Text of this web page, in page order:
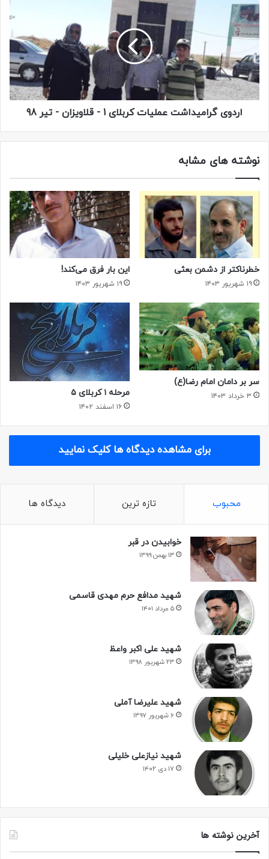
اردوی گرامیداشت عملیات کربلای 1 - قلاویزان - تیر 98
نوشته های مشابه
خطرناکتر از دشمن بعثی
۱۹ شهریور ۱۴۰۳
این بار فرق می‌کند!
۱۹ شهریور ۱۴۰۳
سر بر دامان امام رضا(ع)
۳ خرداد ۱۴۰۳ مرحله ۱ کربلای ۵
۱۶ اسفند ۱۴۰۲
برای مشاهده دیدگاه ها کلیک نمایید
محبوب تازه ترین دیدگاه ها
خوابیدن در قبر
۱۳ بهمن ۱۳۹۹
شهید مدافع حرم مهدی قاسمی
۵ مرداد ۱۴۰۱
شهید علی اکبر واعظ
۲۳ شهریور ۱۳۹۸
شهید علیرضا آملی
۶ شهریور ۱۳۹۷
شهید نیازعلی خلیلی
۱۷ دی ۱۴۰۲
آخرین نوشته ها